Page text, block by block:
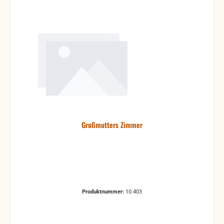
Großmutters Zimmer
Produktnummer: 10.403